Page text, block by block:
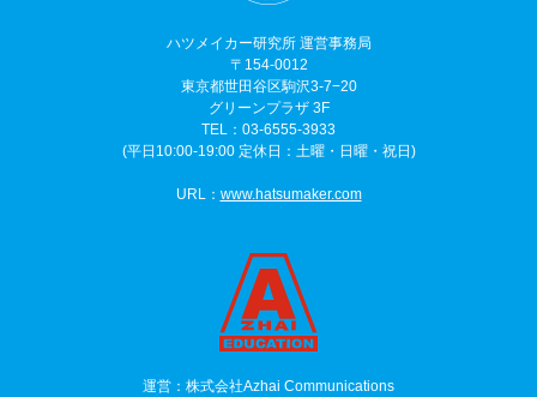
ハツメイカー研究所 運営事務局
〒154-0012
東京都世田谷区駒沢3-7−20
グリーンプラザ 3F
TEL：03-6555-3933
(平日10:00-19:00 定休日：土曜・日曜・祝日)
URL： www.hatsumaker.com
運営：株式会社Azhai Communications